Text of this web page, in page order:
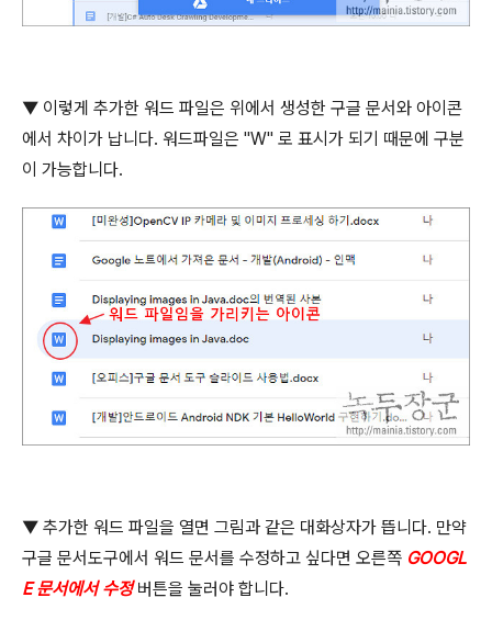
▼ 이렇게 추가한 워드 파일은 위에서 생성한 구글 문서와 아이콘
에서 차이가 납니다. 워드파일은 "W" 로 표시가 되기 때문에 구분
이 가능합니다.
▼ 추가한 워드 파일을 열면 그림과 같은 대화상자가 뜹니다. 만약
구글 문서도구에서 워드 문서를 수정하고 싶다면 오른쪽 GOOGL
E문서에서 수정 버튼을 눌러야 합니다.